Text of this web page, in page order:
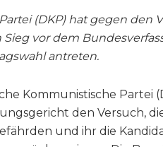
(DKP) hat gegen den
vor dem
antreten.
Kommunistische Partei
den Versuch,
und ihr die